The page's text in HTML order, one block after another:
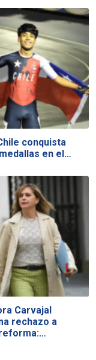
conquista
en el…
Carvajal
rechazo a